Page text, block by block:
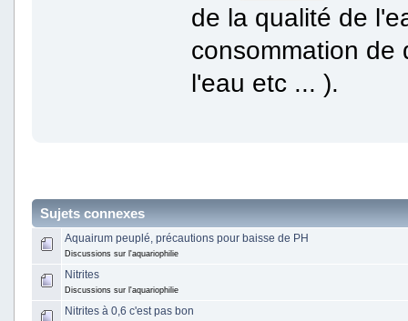
de la qualité de
consommation de
l'eau etc ... ).
Sujets connexes
Aquairum peuplé, précautions pour baisse de PH
Discussions sur l'aquariophilie
Nitrites
Discussions sur l'aquariophilie
Nitrites à 0,6 c'est pas bon